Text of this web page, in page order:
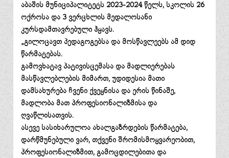
აბაშის მუნიციპალიტეტს 2023-2024 წელს, სკოლის 26
ოქროსა და 3 ვერცხლის მედალოსანი
კურსდამთავრებული ჰყავს.
„გილოცავთ პედაგოგებსა და მოსწავლეებს ამ დიდ
წარმატებას.
გამოვხატავ პატივისცემასა და მადლიერებას
მასწავლებლების მიმართ, უდიდესია მათი
დამსახურება ჩვენი ქვეყნისა და ერის წინაშე,
მადლობა მათ პროფესიონალიზმისა და
ღვაწლისათვის.
ასევე სასიხარულოა ახალგაზრდების წარმატება,
დარწმუნებული ვარ, თქვენი შრომისმოყვარეობით,
პროფესიონალიზმით, გამოცდილებითა და